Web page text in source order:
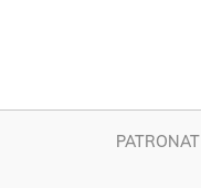
PATRONAT